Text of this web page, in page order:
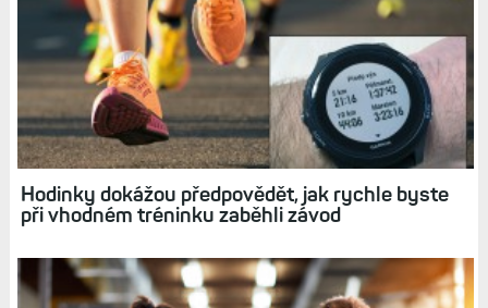
Hodinky dokážou předpovědět, jak rychle byste
při vhodném tréninku zaběhli závod